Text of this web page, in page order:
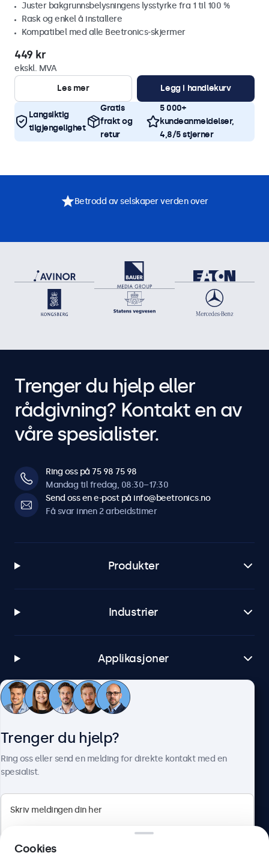
Juster bakgrunnsbelysningens lysstyrke fra 1 til 100 %
Rask og enkel å installere
Kompatibel med alle Beetronics-skjermer
449 kr
ekskl. MVA
Les mer
Legg i handlekurv
Langsiktig
tilgjengelighet
Gratis
frakt og
retur
5 000+
kundeanmeldelser,
4,8/5 stjerner
Betrodd av selskaper verden over
Trenger du hjelp eller
rådgivning? Kontakt en av
våre spesialister.
Ring oss på 75 98 75 98
Mandag til fredag, 08:30–17:30
Send oss en e-post på info@beetronics.no
Få svar innen 2 arbeidstimer
Produkter
Industrier
Applikasjoner
Kundeservice
Trenger du hjelp?
Ring oss eller send en melding for direkte kontakt med en
spesialist.
Cookies